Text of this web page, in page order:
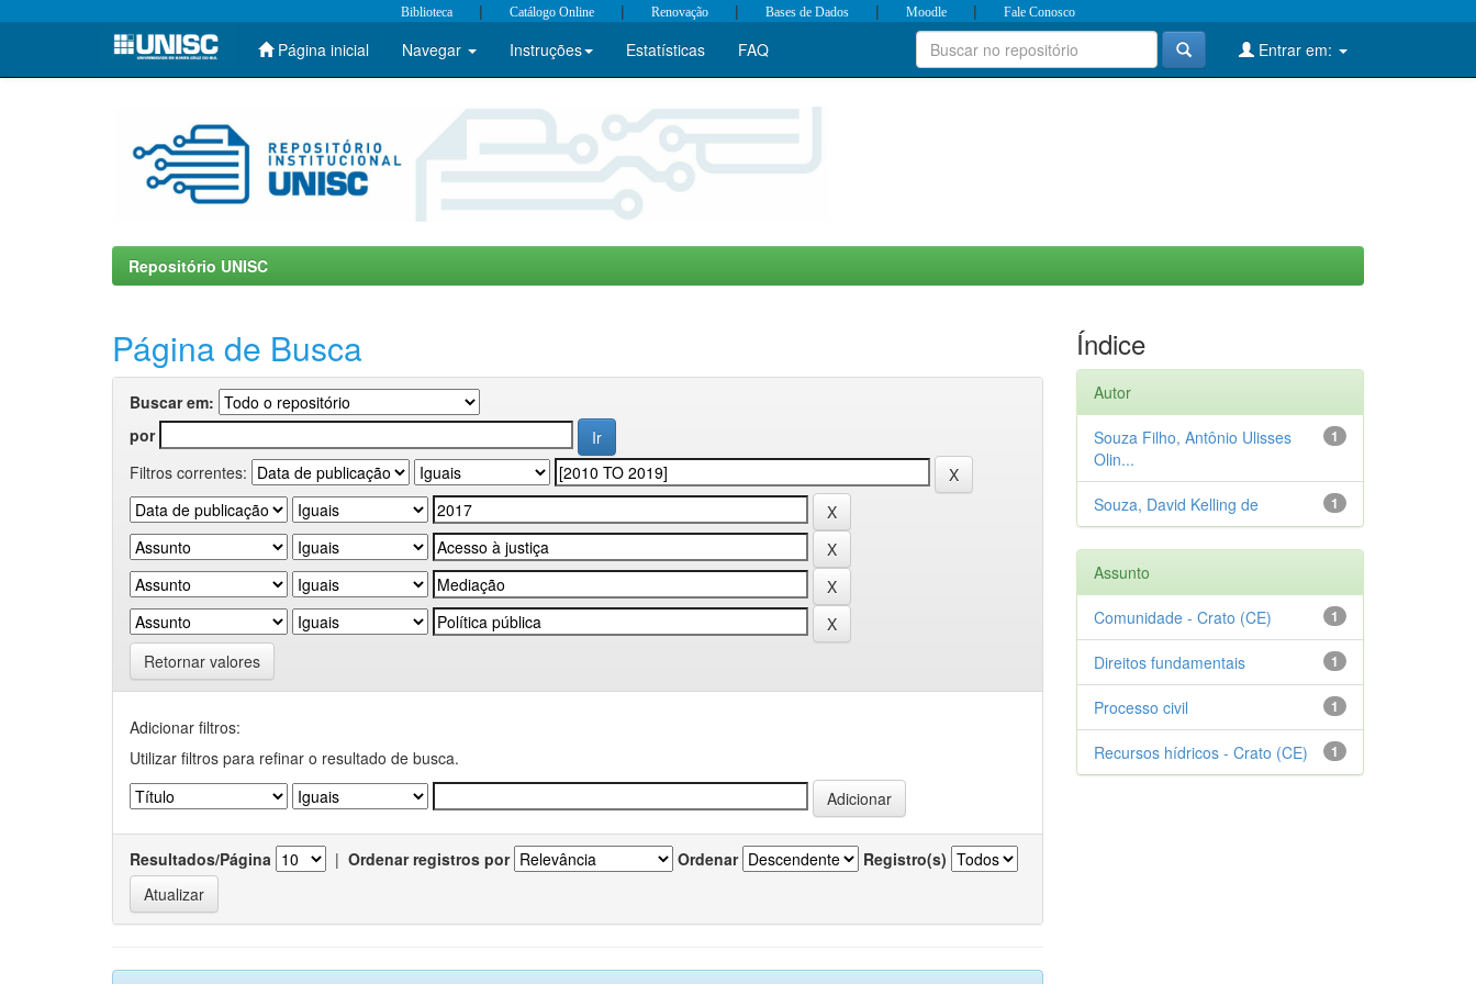
Skip
Biblioteca | Catálogo Online | Renovação | Bases de Dados | Moodle | Fale Conosco
Página inicial Navegar Instruções Estatísticas FAQ Entrar em:
Repositório UNISC
Página de Busca
Buscar em:
por
Filtros correntes:
Retornar valores
Adicionar filtros:
Utilizar filtros para refinar o resultado de busca.
Resultados/Página | Ordenar registros por Ordenar Registro(s)
Índice
Autor
1
Souza Filho, Antônio Ulisses
Olin...
1
Souza, David Kelling de
Assunto
1
Comunidade - Crato (CE)
1
Direitos fundamentais
1
Processo civil
1
Recursos hídricos - Crato (CE)